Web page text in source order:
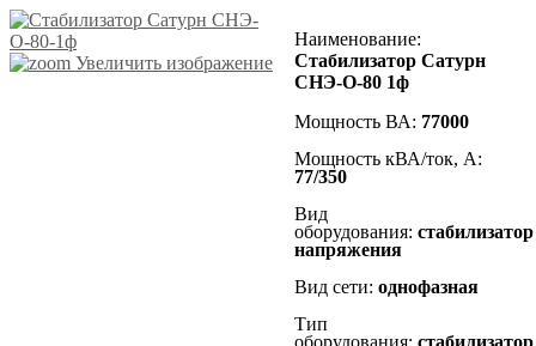
Увеличить изображение
Наименование:
Стабилизатор Сатурн
СНЭ-О-80 1ф
Мощность ВА: 77000
Мощность кВА/ток, А:
77/350
Вид
оборудования: стабилизатор
напряжения
Вид сети: однофазная
Тип
оборудования: стабилизатор